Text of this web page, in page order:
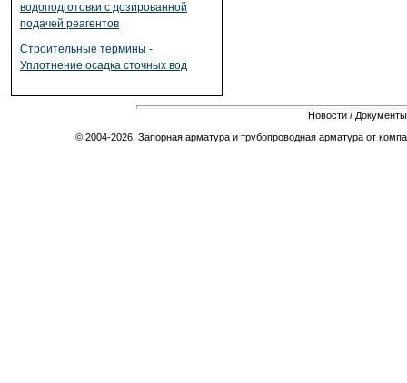
водоподготовки с дозированной
подачей реагентов
Строительные термины -
Уплотнение осадка сточных вод
Новости / Документы
© 2004-2026. Запорная арматура и трубопроводная арматура от